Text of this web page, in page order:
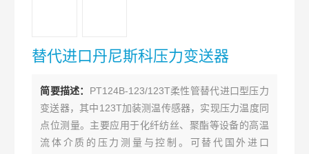
替代进口丹尼斯科压力变送器
简要描述： PT124B-123/123T柔性管替代进口型压力
变送器，其中123T加装测温传感器，实现压力温度同
点位测量。主要应用于化纤纺丝、聚酯等设备的高温
流体介质的压力测量与控制。可替代国外进口